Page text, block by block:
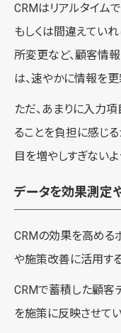
CRMはリアルタイム
もしくは間違えていれ
所変更など、顧客情
は、速やかに情報を更
ただ、あまりに入力
ることを負担に感じ
目を増やしすぎないよ
データを効果測定
CRMの効果を高める
や施策改善に活用する
CRMで蓄積した顧客
を施策に反映させて